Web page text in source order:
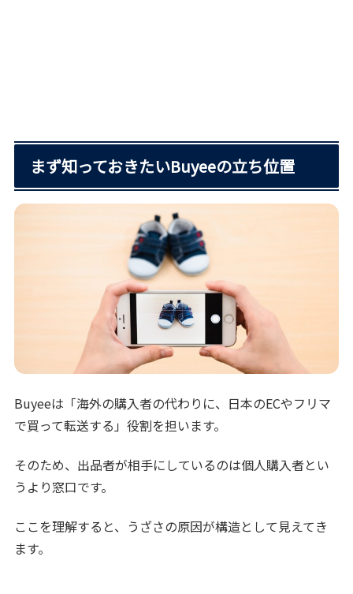
まず知っておきたいBuyeeの立ち位置
Buyeeは「海外の購入者の代わりに、日本のECやフリマ
で買って転送する」役割を担います。
そのため、出品者が相手にしているのは個人購入者とい
うより窓口です。
ここを理解すると、うざさの原因が構造として見えてき
ます。